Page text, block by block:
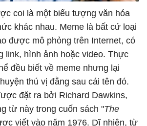
coi là một biểu tượng văn hóa
khác nhau. Meme là bất cứ loại
được mô phỏng trên Internet, có
link, hình ảnh hoặc video. Thực
đều biết về meme nhưng lại
thú vị đằng sau cái tên đó.
đặt ra bởi Richard Dawkins,
từ này trong cuốn sách "The
viết vào năm 1976. Dĩ nhiên, từ